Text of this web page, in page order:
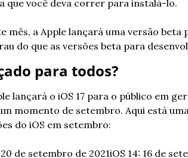
que você deva correr para instalá-lo.
a Apple lançará uma versão beta
do que as versões beta para
para todos?
lançará o iOS 17 para o público em
momento de setembro. Aqui está
do iOS em setembro:
20 de setembro de 2021iOS 14: 16 de